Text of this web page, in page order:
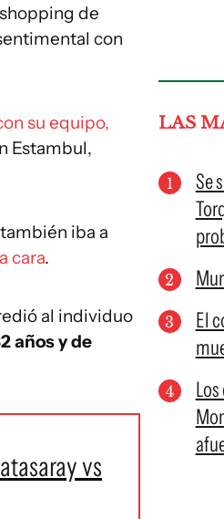
de
con
su equipo,
Estambul,
iba a
cara.
al individuo
años y de
vs
LAS
Se
El